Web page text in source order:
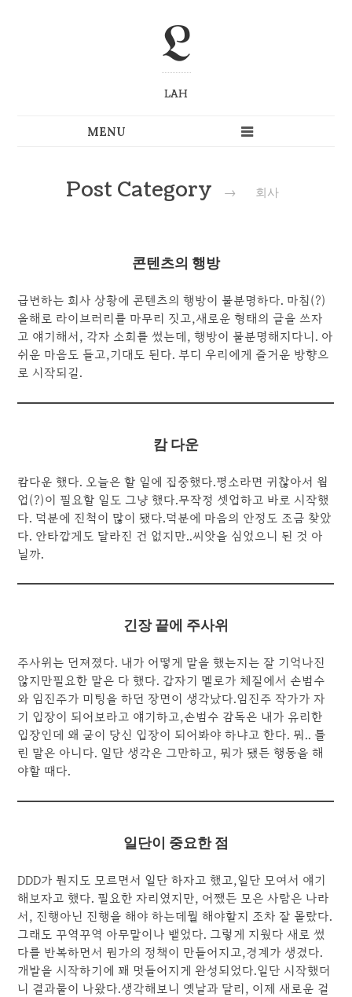
L
LAH
Post Category → 회사
콘텐츠의 행방
급변하는 회사 상황에 콘텐츠의 행방이 불분명하다. 마침(?)
올해로 라이브러리를 마무리 짓고,새로운 형태의 글을 쓰자
고 얘기해서, 각자 소회를 썼는데, 행방이 불분명해지다니. 아
쉬운 마음도 들고,기대도 된다. 부디 우리에게 즐거운 방향으
로 시작되길.
캄 다운
캄다운 했다. 오늘은 할 일에 집중했다.평소라면 귀찮아서 웜
업(?)이 필요할 일도 그냥 했다.무작정 셋업하고 바로 시작했
다. 덕분에 진척이 많이 됐다.덕분에 마음의 안정도 조금 찾았
다. 안타깝게도 달라진 건 없지만..씨앗을 심었으니 된 것 아
닐까.
긴장 끝에 주사위
주사위는 던져졌다. 내가 어떻게 말을 했는지는 잘 기억나진
않지만필요한 말은 다 했다. 갑자기 멜로가 체질에서 손범수
와 임진주가 미팅을 하던 장면이 생각났다.임진주 작가가 자
기 입장이 되어보라고 얘기하고,손범수 감독은 내가 유리한
입장인데 왜 굳이 당신 입장이 되어봐야 하냐고 한다. 뭐.. 틀
린 말은 아니다. 일단 생각은 그만하고, 뭐가 됐든 행동을 해
야할 때다.
일단이 중요한 점
DDD가 뭔지도 모르면서 일단 하자고 했고,일단 모여서 얘기
해보자고 했다. 필요한 자리였지만, 어쨌든 모은 사람은 나라
서, 진행아닌 진행을 해야 하는데뭘 해야할지 조차 잘 몰랐다.
그래도 꾸역꾸역 아무말이나 뱉었다. 그렇게 지웠다 새로 썼
다를 반복하면서 뭔가의 정책이 만들어지고,경계가 생겼다.
개발을 시작하기에 꽤 멋들어지게 완성되었다.일단 시작했더
니 결과물이 나왔다.생각해보니 옛날과 달리, 이제 새로운 걸